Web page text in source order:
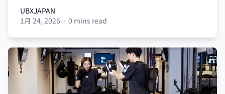
UBXJAPAN
UBXJAPAN
1月 24, 2026 · 0 mins read